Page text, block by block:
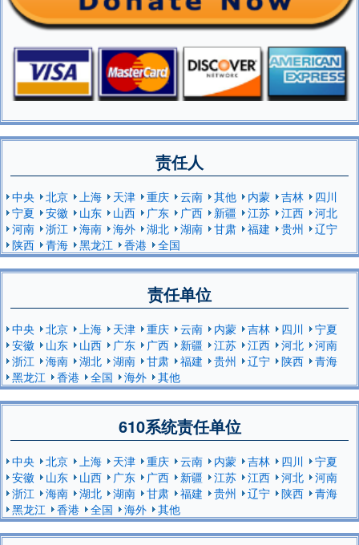
责任人
中央 北京 上海 天津 重庆 云南 其他 内蒙 吉林
四川
宁夏
安徽 山东 山西 广东 广西 新疆 江苏 江西
河北
河南
浙江 海南 海外 湖北 湖南 甘肃 福建 贵州
辽宁
陕西
青海 黑龙江 香港 全国
责任单位
中央 北京 上海 天津 重庆 云南 内蒙 吉林 四川
宁夏
安徽
山东 山西 广东 广西 新疆 江苏 江西 河北
河南
浙江
海南 湖北 湖南 甘肃 福建 贵州 辽宁 陕西
青海
黑龙江
香港 全国 海外 其他
610系统责任单位
中央 北京 上海 天津 重庆 云南 内蒙 吉林 四川
宁夏
安徽
山东 山西 广东 广西 新疆 江苏 江西 河北
河南
浙江
海南 湖北 湖南 甘肃 福建 贵州 辽宁 陕西
青海
黑龙江
香港 全国 海外 其他